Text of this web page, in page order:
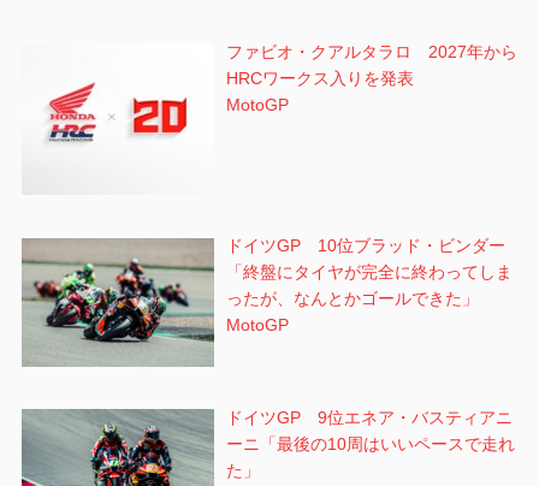
ファビオ・クアルタラロ 2027年から
HRCワークス入りを発表
MotoGP
ドイツGP 10位ブラッド・ビンダー
「終盤にタイヤが完全に終わってしま
ったが、なんとかゴールできた」
MotoGP
ドイツGP 9位エネア・バスティアニ
ーニ「最後の10周はいいペースで走れ
た」